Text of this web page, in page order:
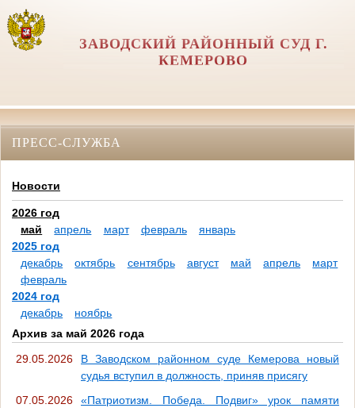
ЗАВОДСКИЙ РАЙОННЫЙ СУД Г.
КЕМЕРОВО
ПРЕСС-СЛУЖБА
Новости
2026 год
май
апрель март февраль
январь
2025 год
декабрь
октябрь сентябрь август май апрель
март
февраль
2024 год
декабрь
ноябрь
Архив за май 2026 года
29.05.2026
В Заводском районном суде Кемерова новый
судья вступил в должность, приняв присягу
07.05.2026
«Патриотизм. Победа. Подвиг» урок памяти